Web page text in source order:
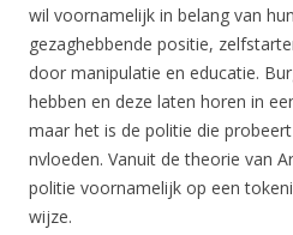
wil voornamelijk in belang van
gezaghebbende positie,
door manipulatie en educatie.
hebben en deze laten horen in
maar het is de politie die
nvloeden. Vanuit de theorie van
politie voornamelijk op een
wijze.